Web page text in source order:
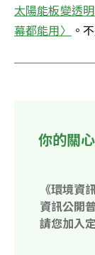
太陽能板變透
幕都能用〉
。
你的關
《環境資
資訊公開
請您加入